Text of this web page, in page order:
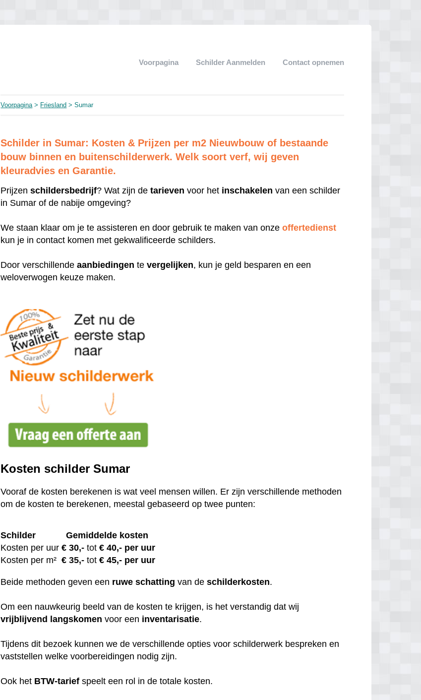
Voorpagina Schilder Aanmelden Contact opnemen
Voorpagina> Friesland > Sumar
Schilder in Sumar: Kosten & Prijzen per m2 Nieuwbouw of bestaande
bouw binnen en buitenschilderwerk. Welk soort verf, wij geven
kleuradvies en Garantie.
Prijzenschildersbedrijf? Wat zijn detarieven voor het inschakelen van een schilder
in Sumar of de nabije omgeving?
We staan klaar om je te assisteren en door gebruik te maken van onzeoffertedienst
kun je in contact komen met gekwalificeerde schilders.
Door verschillendeaanbiedingen tevergelijken, kun je geld besparen en een
weloverwogen keuze maken.
Kosten schilder Sumar
Vooraf de kosten berekenen is wat veel mensen willen. Er zijn verschillende methoden
om de kosten te berekenen, meestal gebaseerd op twee punten:
Schilder
Gemiddelde kosten
Kosten per uur € 30,-tot € 40,- per uur
Kosten per m²€35,- tot € 45,- per uur
Beide methoden geven een ruwe schatting van deschilderkosten.
Om een nauwkeurig beeld van de kosten te krijgen, is het verstandig dat wij
vrijblijvend langskomen voor een inventarisatie.
Tijdens dit bezoek kunnen we de verschillende opties voor schilderwerk bespreken en
vaststellen welke voorbereidingen nodig zijn.
Ook het BTW-tarief speelt een rol in de totale kosten.